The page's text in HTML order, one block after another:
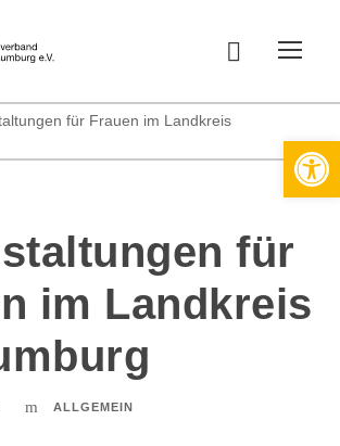
für Frauen im Landkreis
für
im Landkreis
ALLGEMEIN
Werkzeugleiste öffnen